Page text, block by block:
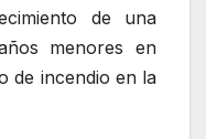
de una
menores en
de incendio en la